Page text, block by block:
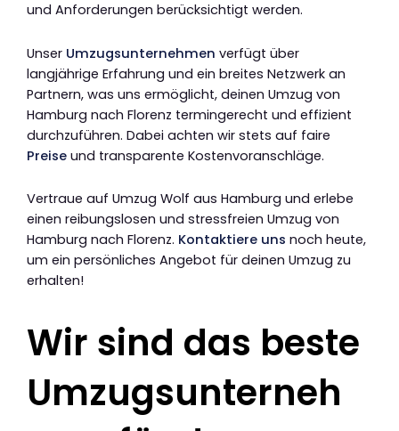
und Anforderungen berücksichtigt werden.
Unser Umzugsunternehmen verfügt über
langjährige Erfahrung und ein breites Netzwerk an
Partnern, was uns ermöglicht, deinen Umzug von
Hamburg nach Florenz termingerecht und effizient
durchzuführen. Dabei achten wir stets auf faire
Preise und transparente Kostenvoranschläge.
Vertraue auf Umzug Wolf aus Hamburg und erlebe
einen reibungslosen und stressfreien Umzug von
Hamburg nach Florenz. Kontaktiere uns noch heute,
um ein persönliches Angebot für deinen Umzug zu
erhalten!
Wir sind das beste
Umzugsunterneh